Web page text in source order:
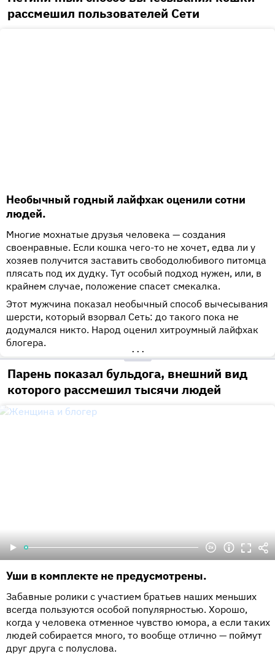
рассмешил пользователей Сети
Необычный годный лайфхак оценили сотни
людей.
Многие мохнатые друзья человека — создания
своенравные. Если кошка чего-то не хочет, едва ли у
хозяев получится заставить свободолюбивого питомца
плясать под их дудку. Тут особый подход нужен, или, в
крайнем случае, положение спасет смекалка.
Этот мужчина показал необычный способ вычесывания
шерсти, который взорвал Сеть: до такого пока не
додумался никто. Народ оценил хитроумный лайфхак
блогера.
•••
Парень показал бульдога, внешний вид
которого рассмешил тысячи людей
Уши в комплекте не предусмотрены.
Забавные ролики с участием братьев наших меньших
всегда пользуются особой популярностью. Хорошо,
когда у человека отменное чувство юмора, а если таких
людей собирается много, то вообще отлично — поймут
друг друга с полуслова.